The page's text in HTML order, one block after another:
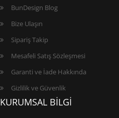
BunDesign Blog
Bize Ulaşın
Sipariş Takip
Mesafeli Satış Sözleşmesi
Garanti ve İade Hakkında
Gizlilik ve Güvenlik
KURUMSAL BİLGİ